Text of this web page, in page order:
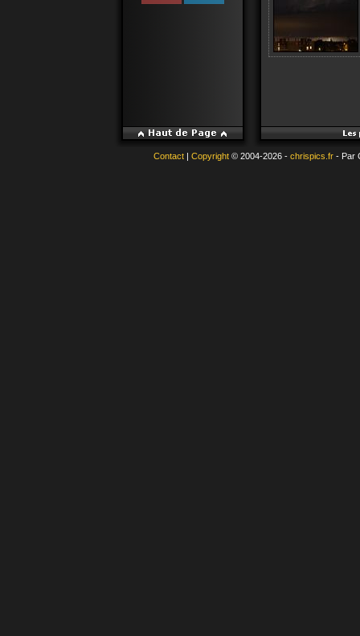
Contact Copyright © 2004-2026 - chrispics.fr - Par